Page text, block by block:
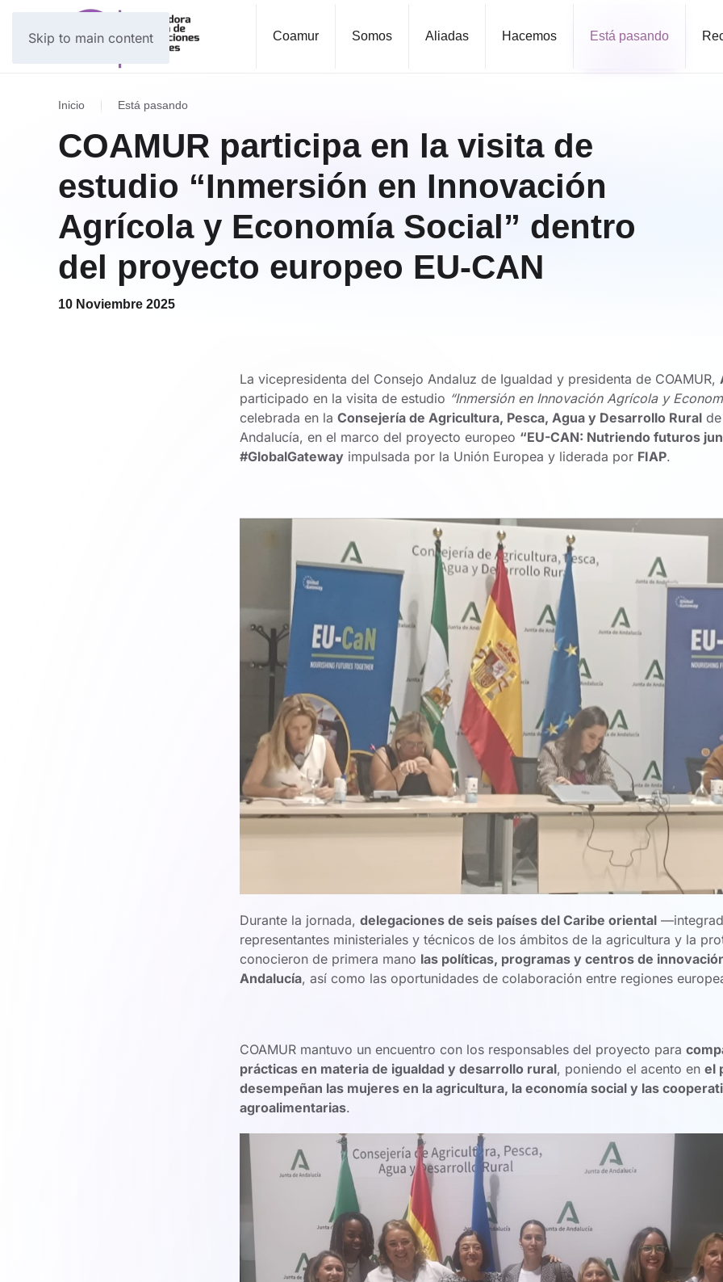
Skip to main content Coamur Somos Aliadas Hacemos Está pasando
Inicio Está pasando
COAMUR participa en la visita de
estudio “Inmersión en Innovación
Agrícola y Economía Social” dentro
del proyecto europeo EU-CAN
10 Noviembre 2025
La vicepresidenta del Consejo Andaluz de Igualdad y presidenta de COAMUR,
participado en la visita de estudio “Inmersión en Innovación Agrícola y
celebrada en la Consejería de Agricultura, Pesca, Agua y Desarrollo Rural
Andalucía, en el marco del proyecto europeo “EU-CAN: Nutriendo futuros
#GlobalGateway impulsada por la Unión Europea y liderada por FIAP.
Durante la jornada, delegaciones de seis países del Caribe oriental
representantes ministeriales y técnicos de los ámbitos de la agricultura y la
conocieron de primera mano las políticas, programas y centros de
Andalucía, así como las oportunidades de colaboración entre regiones
COAMUR mantuvo un encuentro con los responsables del proyecto para
prácticas en materia de igualdad y desarrollo rural, poniendo el acento en el
desempeñan las mujeres en la agricultura, la economía social y las
agroalimentarias.